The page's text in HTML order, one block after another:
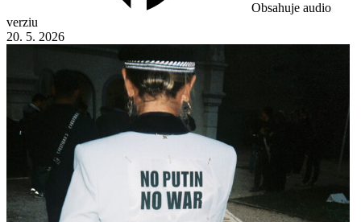
Obsahuje audio
verziu
20. 5. 2026